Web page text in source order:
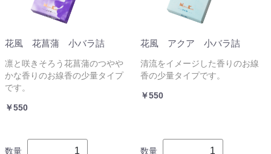
花風 花菖蒲 小バラ詰
凛と咲きそろう花菖蒲のつやや
かな香りのお線香の少量タイプ
です。
￥550
数量
花風 アクア 小バラ詰
清流をイメージした香りのお線
香の少量タイプです。
￥550
数量